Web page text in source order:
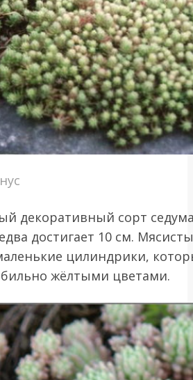
декоративный сорт
достигает 10 см.
цилиндрики,
жёлтыми цветами.